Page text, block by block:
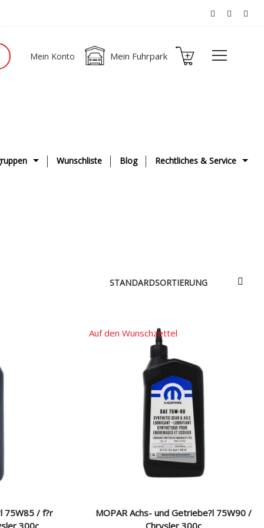
Mein Konto Mein Fuhrpark
Wunschliste Blog Rechtliches & Service
75W85 / f?r
MOPAR Achs- und Getriebe?l 75W90 /
Auf den Wunschzettel